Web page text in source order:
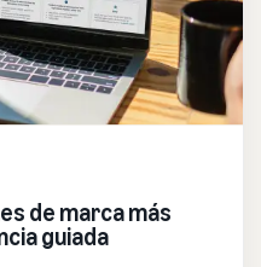
de marca más
guiada